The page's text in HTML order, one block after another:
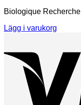
Biologique Recherche
Lägg i varukorg